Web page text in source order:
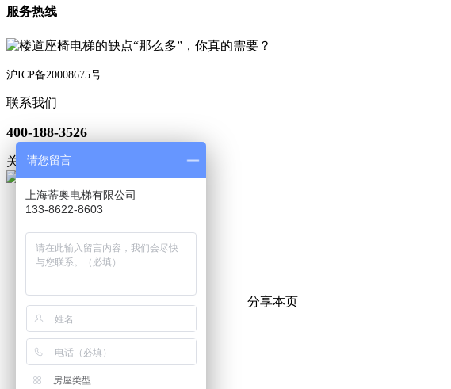
服务热线
沪ICP备20008675号
联系我们
400-188-3526
关注微信
分享本页
请您留言
上海蒂奥电梯有限公司
133-8622-8603
房屋类型